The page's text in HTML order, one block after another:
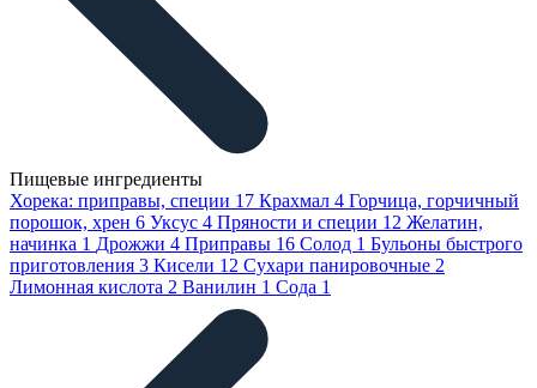
Пищевые ингредиенты
Хорека: приправы, специи 17 Крахмал 4 Горчица, горчичный
порошок, хрен 6 Уксус 4 Пряности и специи 12 Желатин,
начинка 1 Дрожжи 4 Приправы 16 Солод 1 Бульоны быстрого
приготовления 3 Кисели 12 Сухари панировочные 2
Лимонная кислота 2 Ванилин 1 Сода 1